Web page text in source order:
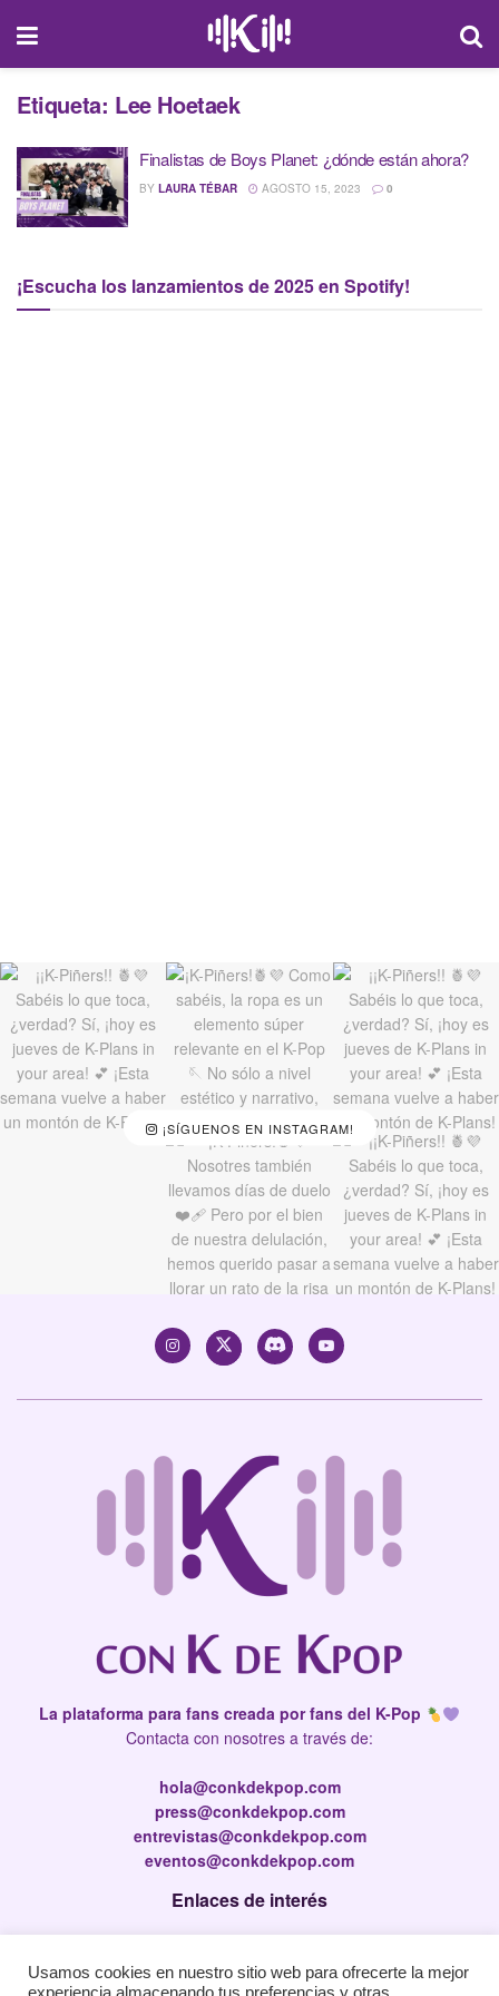
Etiqueta: Lee Hoetaek
Finalistas de Boys Planet: ¿dónde están ahora?
BY LAURA TÉBAR AGOSTO 15, 2023 0
¡Escucha los lanzamientos de 2025 en Spotify!
¡SÍGUENOS EN INSTAGRAM!
La plataforma para fans creada por fans del K-Pop
Contacta con nosotres a través de:
hola@conkdekpop.com
press@conkdekpop.com
entrevistas@conkdekpop.com
eventos@conkdekpop.com
Enlaces de interés
Política de privacidad
Usamos cookies en nuestro sitio web para ofrecerte la mejor